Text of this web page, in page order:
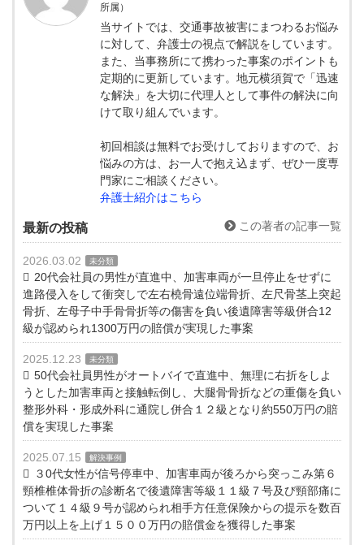
所属）
当サイトでは、交通事故被害にまつわるお悩み
に対して、弁護士の視点で解説をしています。
また、当事務所にて携わった事案のポイントも
定期的に更新しています。地元横須賀で「迅速
な解決」を大切に代理人として事件の解決に向
けて取り組んでいます。
初回相談は無料でお受けしておりますので、お
悩みの方は、お一人で抱え込まず、ぜひ一度専
門家にご相談ください。
弁護士紹介はこちら
最新の投稿 この著者の記事一覧
2026.03.02 未分類
20代会社員の男性が直進中、加害車両が一旦停止をせずに
進路侵入をして衝突しで左右橈骨遠位端骨折、左尺骨茎上突起
骨折、左母子中手骨骨折等の傷害を負い後遺障害等級併合12
級が認められ1300万円の賠償が実現した事案
2025.12.23 未分類
50代会社員男性がオートバイで直進中、無理に右折をしよ
うとした加害車両と接触転倒し、大腿骨骨折などの重傷を負い
整形外科・形成外科に通院し併合１２級となり約550万円の賠
償を実現した事案
2025.07.15 解決事例
３0代女性が信号停車中、加害車両が後ろから突っこみ第６
頸椎椎体骨折の診断名で後遺障害等級１１級７号及び頸部痛に
ついて１４級９号が認められ相手方任意保険からの提示を数百
万円以上を上げ１５００万円の賠償金を獲得した事案